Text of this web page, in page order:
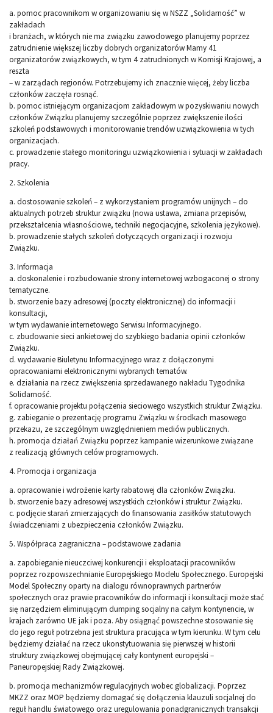
a. pomoc pracownikom w organizowaniu się w NSZZ „Solidarność” w
zakładach
i branżach, w których nie ma związku zawodowego planujemy poprzez
zatrudnienie większej liczby dobrych organizatorów Mamy 41
organizatorów związkowych, w tym 4 zatrudnionych w Komisji Krajowej, a
reszta
– w zarządach regionów. Potrzebujemy ich znacznie więcej, żeby liczba
członków zaczęła rosnąć.
b. pomoc istniejącym organizacjom zakładowym w pozyskiwaniu nowych
członków Związku planujemy szczególnie poprzez zwiększenie ilości
szkoleń podstawowych i monitorowanie trendów uzwiązkowienia w tych
organizacjach.
c. prowadzenie stałego monitoringu uzwiązkowienia i sytuacji w zakładach
pracy.
2. Szkolenia
a. dostosowanie szkoleń – z wykorzystaniem programów unijnych – do
aktualnych potrzeb struktur związku (nowa ustawa, zmiana przepisów,
przekształcenia własnościowe, techniki negocjacyjne, szkolenia językowe).
b. prowadzenie stałych szkoleń dotyczących organizacji i rozwoju
Związku.
3. Informacja
a. doskonalenie i rozbudowanie strony internetowej wzbogaconej o strony
tematyczne.
b. stworzenie bazy adresowej (poczty elektronicznej) do informacji i
konsultacji,
w tym wydawanie internetowego Serwisu Informacyjnego.
c. zbudowanie sieci ankietowej do szybkiego badania opinii członków
Związku.
d. wydawanie Biuletynu Informacyjnego wraz z dołączonymi
opracowaniami elektronicznymi wybranych tematów.
e. działania na rzecz zwiększenia sprzedawanego nakładu Tygodnika
Solidarność.
f. opracowanie projektu połączenia sieciowego wszystkich struktur Związku.
g. zabieganie o prezentację programu Związku w środkach masowego
przekazu, ze szczególnym uwzględnieniem mediów publicznych.
h. promocja działań Związku poprzez kampanie wizerunkowe związane
z realizacją głównych celów programowych.
4. Promocja i organizacja
a. opracowanie i wdrożenie karty rabatowej dla członków Związku.
b. stworzenie bazy adresowej wszystkich członków i struktur Związku.
c. podjęcie starań zmierzających do finansowania zasiłków statutowych
świadczeniami z ubezpieczenia członków Związku.
5. Współpraca zagraniczna – podstawowe zadania
a. zapobieganie nieuczciwej konkurencji i eksploatacji pracowników
poprzez rozpowszechnianie Europejskiego Modelu Społecznego. Europejski
Model Społeczny oparty na dialogu równoprawnych partnerów
społecznych oraz prawie pracowników do informacji i konsultacji może stać
się narzędziem eliminującym dumping socjalny na całym kontynencie, w
krajach zarówno UE jak i poza. Aby osiągnąć powszechne stosowanie się
do jego reguł potrzebna jest struktura pracująca w tym kierunku. W tym celu
będziemy działać na rzecz ukonstytuowania się pierwszej w historii
struktury związkowej obejmującej cały kontynent europejski –
Paneuropejskiej Rady Związkowej.
b. promocja mechanizmów regulacyjnych wobec globalizacji. Poprzez
MKZZ oraz MOP będziemy domagać się dołączenia klauzuli socjalnej do
reguł handlu światowego oraz uregulowania ponadgranicznych transakcji